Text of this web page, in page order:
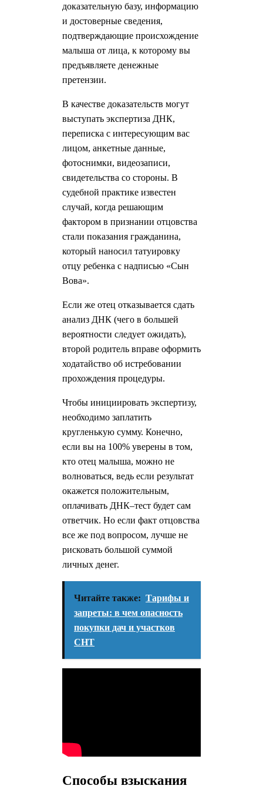
доказательную базу, информацию
и достоверные сведения,
подтверждающие происхождение
малыша от лица, к которому вы
предъявляете денежные
претензии.
В качестве доказательств могут
выступать экспертиза ДНК,
переписка с интересующим вас
лицом, анкетные данные,
фотоснимки, видеозаписи,
свидетельства со стороны. В
судебной практике известен
случай, когда решающим
фактором в признании отцовства
стали показания гражданина,
который наносил татуировку
отцу ребенка с надписью «Сын
Вова».
Если же отец отказывается сдать
анализ ДНК (чего в большей
вероятности следует ожидать),
второй родитель вправе оформить
ходатайство об истребовании
прохождения процедуры.
Чтобы инициировать экспертизу,
необходимо заплатить
кругленькую сумму. Конечно,
если вы на 100% уверены в том,
кто отец малыша, можно не
волноваться, ведь если результат
окажется положительным,
оплачивать ДНК–тест будет сам
ответчик. Но если факт отцовства
все же под вопросом, лучше не
рисковать большой суммой
личных денег.
Читайте также: Тарифы и
запреты: в чем опасность
покупки дач и участков
СНТ
Способы взыскания